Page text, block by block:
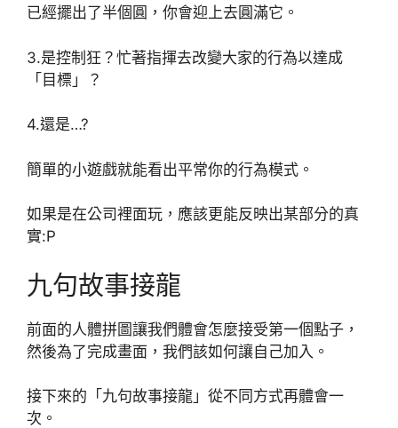
已經擺出了半個圓，你會迎上去圓滿它。
3.是控制狂？忙著指揮去改變大家的行為以達成
「目標」？
4.還是…?
簡單的小遊戲就能看出平常你的行為模式。
如果是在公司裡面玩，應該更能反映出某部分的真
實:P
九句故事接龍
前面的人體拼圖讓我們體會怎麼接受第一個點子，
然後為了完成畫面，我們該如何讓自己加入。
接下來的「九句故事接龍」從不同方式再體會一
次。